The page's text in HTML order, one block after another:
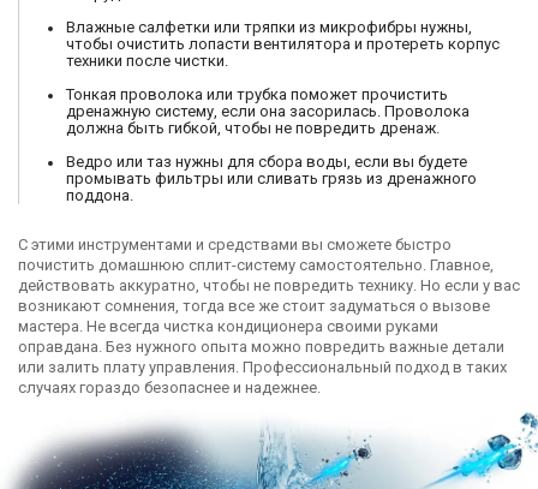
Влажные салфетки или тряпки из микрофибры нужны,
чтобы очистить лопасти вентилятора и протереть корпус
техники после чистки.
Тонкая проволока или трубка поможет прочистить
дренажную систему, если она засорилась. Проволока
должна быть гибкой, чтобы не повредить дренаж.
Ведро или таз нужны для сбора воды, если вы будете
промывать фильтры или сливать грязь из дренажного
поддона.
С этими инструментами и средствами вы сможете быстро
почистить домашнюю сплит-систему самостоятельно. Главное,
действовать аккуратно, чтобы не повредить технику. Но если у вас
возникают сомнения, тогда все же стоит задуматься о вызове
мастера. Не всегда чистка кондиционера своими руками
оправдана. Без нужного опыта можно повредить важные детали
или залить плату управления. Профессиональный подход в таких
случаях гораздо безопаснее и надежнее.